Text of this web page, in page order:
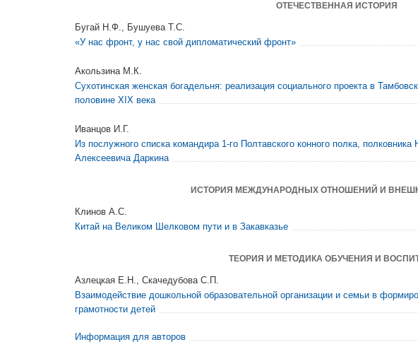
ОТЕЧЕСТВЕННАЯ ИСТОРИЯ
Бугай Н.Ф., Бушуева Т.С.
«У нас фронт, у нас свой дипломатический фронт»
Акользина М.К.
Сухотинская женская богадельня: реализация социального проекта в
половине XIX века
Иванцов И.Г.
Из послужного списка командира 1-го Полтавского конного полка, полковника
Алексеевича Даркина
ИСТОРИЯ МЕЖДУНАРОДНЫХ ОТНОШЕНИЙ И
Клинов А.С.
Китай на Великом Шелковом пути и в Закавказье
ТЕОРИЯ И МЕТОДИКА ОБУЧЕНИЯ И
Азлецкая Е.Н., Скачедубова С.П.
Взаимодействие дошкольной образовательной организации и семьи в
грамотности детей
Информация для авторов